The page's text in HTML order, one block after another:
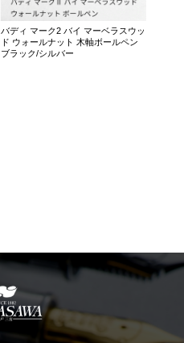
バディ マーク2 バイ マーベラスウッ
ド ウォールナット 木軸ボールペン
ブラック/シルバー